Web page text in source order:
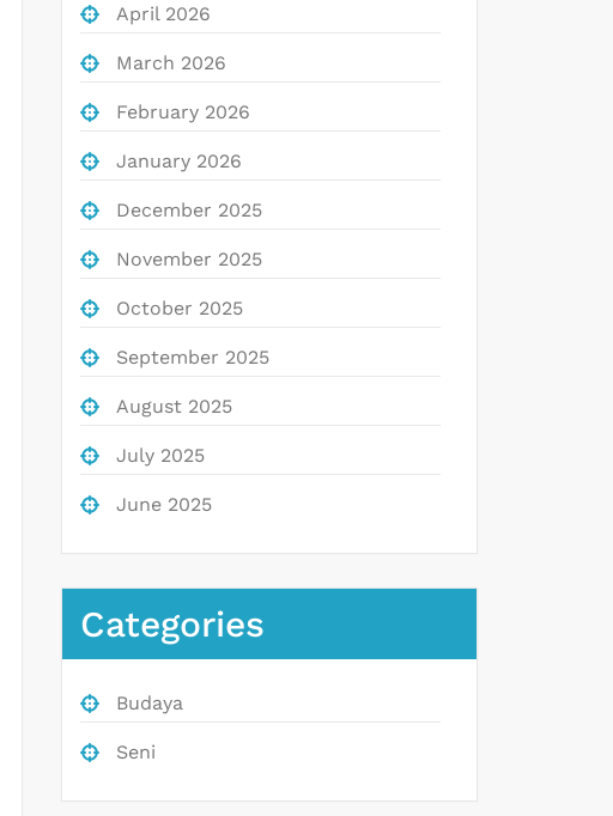
April 2026
March 2026
February 2026
January 2026
December 2025
November 2025
October 2025
September 2025
August 2025
July 2025
June 2025
Categories
Budaya
Seni